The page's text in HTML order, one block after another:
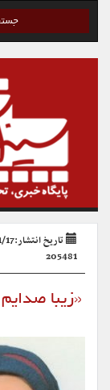
تاریخ انتشار:1403/11/17 - 17:49
205481
«زیبا